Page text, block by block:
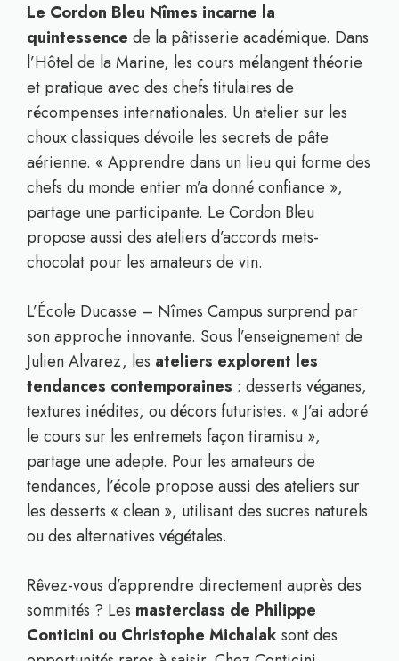
Le Cordon Bleu Nîmes incarne la
quintessence de la pâtisserie académique. Dans
l’Hôtel de la Marine, les cours mélangent théorie
et pratique avec des chefs titulaires de
récompenses internationales. Un atelier sur les
choux classiques dévoile les secrets de pâte
aérienne. « Apprendre dans un lieu qui forme des
chefs du monde entier m’a donné confiance »,
partage une participante. Le Cordon Bleu
propose aussi des ateliers d’accords mets-
chocolat pour les amateurs de vin.
L’École Ducasse – Nîmes Campus surprend par
son approche innovante. Sous l’enseignement de
Julien Alvarez, les ateliers explorent les
tendances contemporaines : desserts véganes,
textures inédites, ou décors futuristes. « J’ai adoré
le cours sur les entremets façon tiramisu »,
partage une adepte. Pour les amateurs de
tendances, l’école propose aussi des ateliers sur
les desserts « clean », utilisant des sucres naturels
ou des alternatives végétales.
Rêvez-vous d’apprendre directement auprès des
sommités ? Les masterclass de Philippe
Conticini ou Christophe Michalaksont des